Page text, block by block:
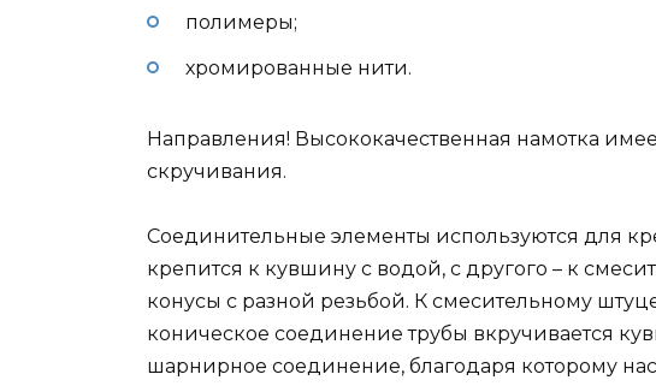
полимеры;
хромированные нити.
Направления! Высококачественная намотка
скручивания.
Соединительные элементы используются для
крепится к кувшину с водой, с другого – к
конусы с разной резьбой. К смесительному
коническое соединение трубы вкручивается
шарнирное соединение, благодаря которому